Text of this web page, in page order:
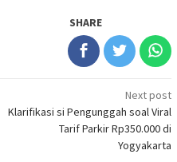
SHARE
Next post
Klarifikasi si Pengunggah soal Viral
Tarif Parkir Rp350.000 di
Yogyakarta